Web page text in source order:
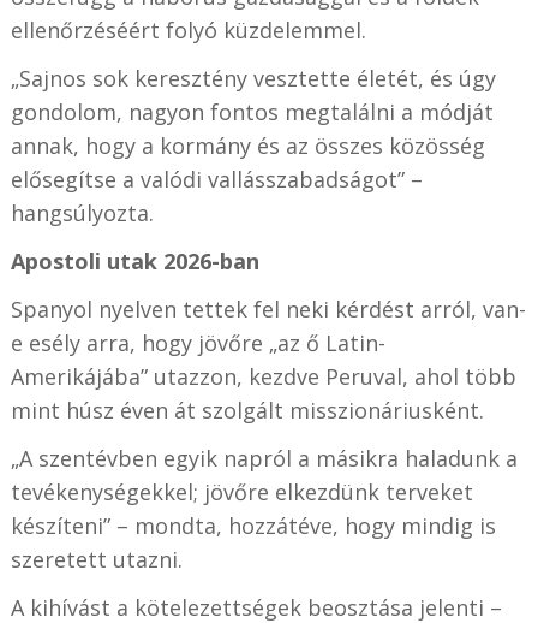
ellenőrzéséért folyó küzdelemmel.
„Sajnos sok keresztény vesztette életét, és úgy
gondolom, nagyon fontos megtalálni a módját
annak, hogy a kormány és az összes közösség
elősegítse a valódi vallásszabadságot” –
hangsúlyozta.
Apostoli utak 2026-ban
Spanyol nyelven tettek fel neki kérdést arról, van-
e esély arra, hogy jövőre „az ő Latin-
Amerikájába” utazzon, kezdve Peruval, ahol több
mint húsz éven át szolgált misszionáriusként.
„A szentévben egyik napról a másikra haladunk a
tevékenységekkel; jövőre elkezdünk terveket
készíteni” – mondta, hozzátéve, hogy mindig is
szeretett utazni.
A kihívást a kötelezettségek beosztása jelenti –